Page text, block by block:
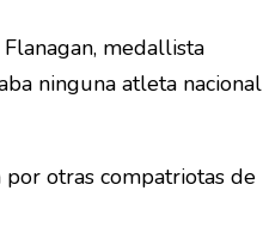
medallista
ninguna atleta nacional
otras compatriotas de